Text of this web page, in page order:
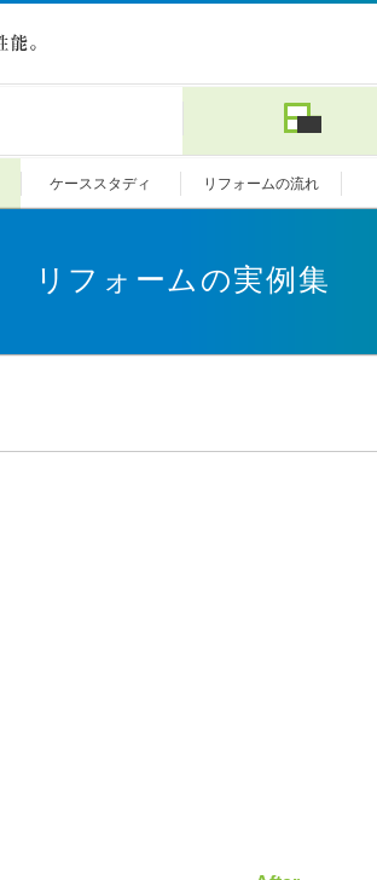
ケーススタディ リフォームの流れ
リフォームの実例集